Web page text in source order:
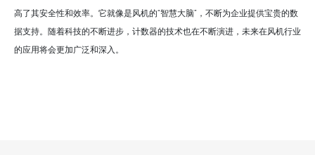
高了其安全性和效率。它就像是风机的“智慧大脑”，不断为企业提供宝贵的数
据支持。随着科技的不断进步，计数器的技术也在不断演进，未来在风机行业
的应用将会更加广泛和深入。